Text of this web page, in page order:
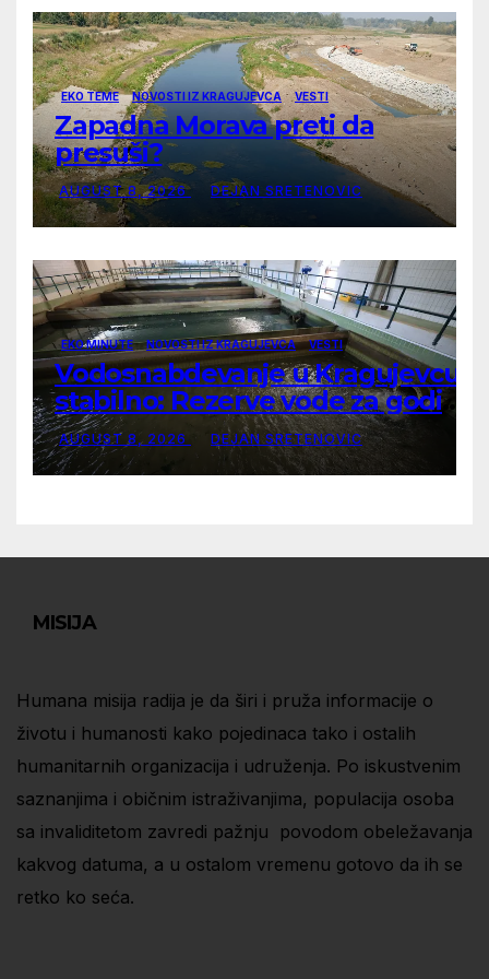
EKO TEME NOVOSTI IZ KRAGUJEVCA VESTI
Zapadna Morava preti da
presuši?
AUGUST 8, 2026 DEJAN SRETENOVIC
EKO MINUTE NOVOSTI IZ KRAGUJEVCA VESTI
Vodosnabdevanje u Kragujevcu
stabilno: Rezerve vode za godinu
dana
AUGUST 8, 2026 DEJAN SRETENOVIC
MISIJA
Humana misija radija je da širi i pruža informacije o
životu i humanosti kako pojedinaca tako i ostalih
humanitarnih organizacija i udruženja. Po iskustvenim
saznanjima i običnim istraživanjima, populacija osoba
sa invaliditetom zavredi pažnju povodom obeležavanja
kakvog datuma, a u ostalom vremenu gotovo da ih se
retko ko seća.